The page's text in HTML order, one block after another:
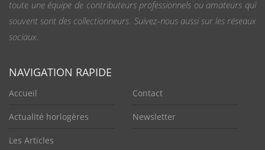
toute une équipe de contributeurs professionnels ou amateurs qui
souvent sont des collectionneurs. Suivez-nous aussi sur les réseaux
sociaux.
NAVIGATION RAPIDE
Accueil
Actualité horlogères
Les Articles
Contact
Newsletter